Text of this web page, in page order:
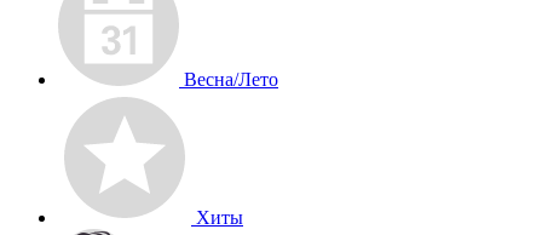
Весна/Лето
Хиты